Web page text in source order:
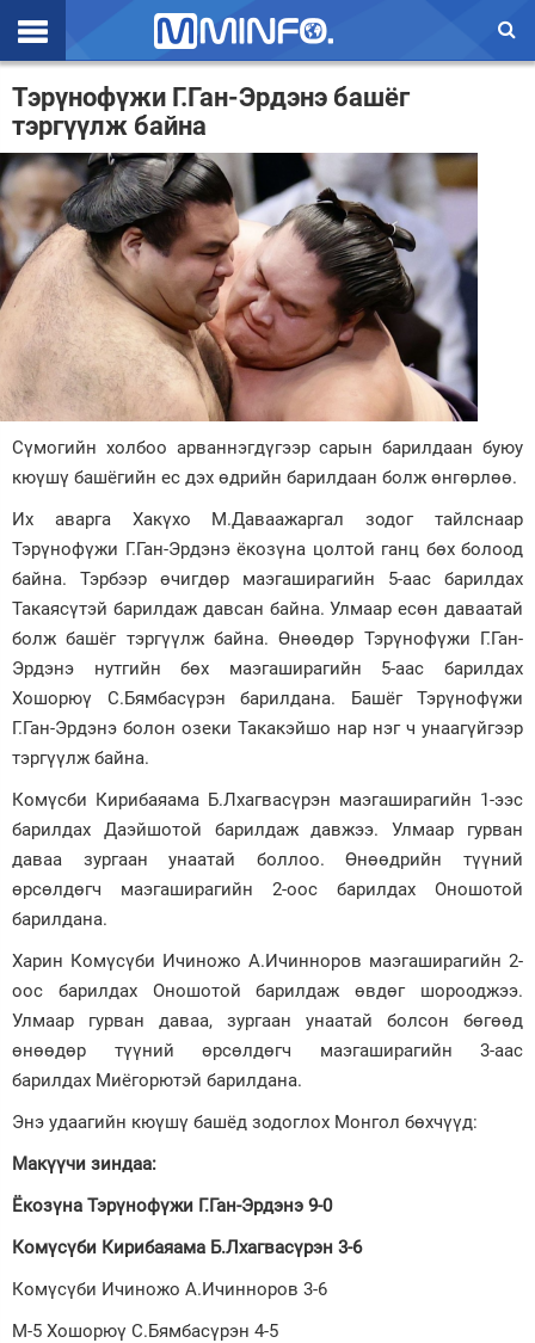
Эхлэл
Цаг агаар
Валют ханш
Улс төр
Эдийн засаг
Үзэл бодол
Спорт
Нийгэм
Дэлхий
Энтертайнмэнт
Зурхай
Тэрүнофүжи Г.Ган-Эрдэнэ башёг
тэргүүлж байна
Сүмогийн холбоо арваннэгдүгээр сарын барилдаан буюу
кюүшү башёгийн ес дэх өдрийн барилдаан болж өнгөрлөө.
Их аварга Хакүхо М.Даваажаргал зодог тайлснаар
Тэрүнофүжи Г.Ган-Эрдэнэ ёкозүна цолтой ганц бөх болоод
байна. Тэрбээр өчигдөр маэгаширагийн 5-аас барилдах
Такаясүтэй барилдаж давсан байна. Улмаар есөн даваатай
болж башёг тэргүүлж байна. Өнөөдөр Тэрүнофүжи Г.Ган-
Эрдэнэ нутгийн бөх маэгаширагийн 5-аас барилдах
Хошорюү С.Бямбасүрэн барилдана. Башёг Тэрүнофүжи
Г.Ган-Эрдэнэ болон озеки Такакэйшо нар нэг ч унаагүйгээр
тэргүүлж байна.
Комүсби Кирибаяама Б.Лхагвасүрэн маэгаширагийн 1-ээс
барилдах Даэйшотой барилдаж давжээ. Улмаар гурван
даваа зургаан унаатай боллоо. Өнөөдрийн түүний
өрсөлдөгч маэгаширагийн 2-оос барилдах Оношотой
барилдана.
Харин Комүсүби Ичиножо А.Ичинноров маэгаширагийн 2-
оос барилдах Оношотой барилдаж өвдөг шорооджээ.
Улмаар гурван даваа, зургаан унаатай болсон бөгөөд
өнөөдөр түүний өрсөлдөгч маэгаширагийн 3-аас
барилдах Миёгорютэй барилдана.
Энэ удаагийн кюүшү башёд зодоглох Монгол бөхчүүд:
Макүүчи зиндаа:
Ёкозүна Тэрүнофүжи Г.Ган-Эрдэнэ 9-0
Комүсүби Кирибаяама Б.Лхагвасүрэн 3-6
Комүсүби Ичиножо А.Ичинноров 3-6
М-5 Хошорюү С.Бямбасүрэн 4-5